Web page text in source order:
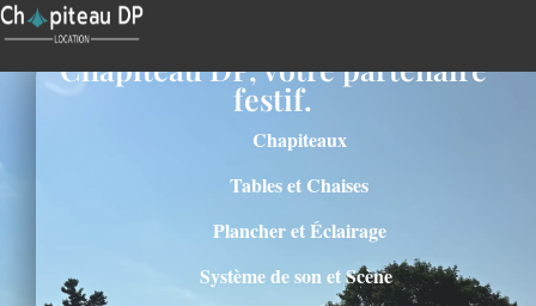
Chapiteau DP, votre partenaire
festif.
Chapiteaux
Tables et Chaises
Plancher et Éclairage
Système de son et Scène